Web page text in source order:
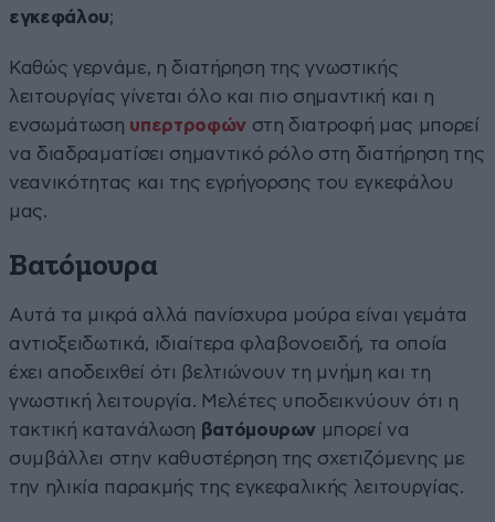
εγκεφάλου;
Καθώς γερνάμε, η διατήρηση της γνωστικής
λειτουργίας γίνεται όλο και πιο σημαντική και η
ενσωμάτωση υπερτροφώνστη διατροφή μας μπορεί
να διαδραματίσει σημαντικό ρόλο στη διατήρηση της
νεανικότητας και της εγρήγορσης του εγκεφάλου
μας.
Βατόμουρα
Αυτά τα μικρά αλλά πανίσχυρα μούρα είναι γεμάτα
αντιοξειδωτικά, ιδιαίτερα φλαβονοειδή, τα οποία
έχει αποδειχθεί ότι βελτιώνουν τη μνήμη και τη
γνωστική λειτουργία. Μελέτες υποδεικνύουν ότι η
τακτική κατανάλωση βατόμουρων μπορεί να
συμβάλλει στην καθυστέρηση της σχετιζόμενης με
την ηλικία παρακμής της εγκεφαλικής λειτουργίας.